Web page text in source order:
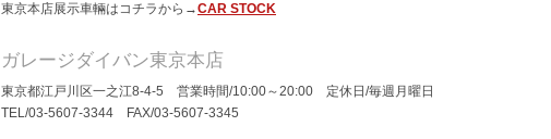
東京本店展示車輛はコチラから→CAR STOCK
ガレージダイバン東京本店
東京都江戸川区一之江8-4-5 営業時間/10:00～20:00 定休日/毎週月曜日
TEL/03-5607-3344 FAX/03-5607-3345